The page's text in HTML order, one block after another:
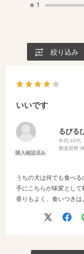
★ 1
絞り込み
いいです
るびる
年代:40代
都道府県:
うちの犬は何でも食べ
手にこちらが味変として
香りもよく、食いつきは